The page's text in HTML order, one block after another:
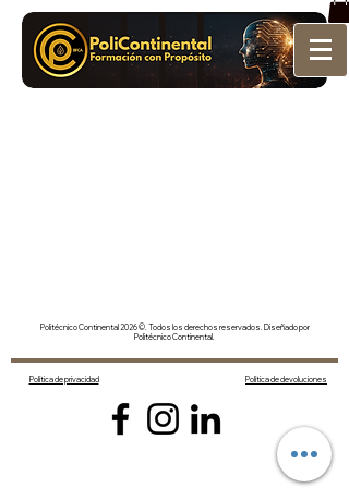
Politécnico Continental 2026 ©. Todos los derechos reservados. Diseñado por
Politécnico Continental.
Política de privacidad Política de devoluciones